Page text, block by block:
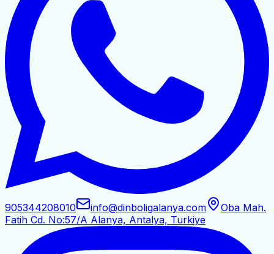
905344208010 info@dinboligalanya.com
Oba Mah.
Fatih Cd. No:57/A Alanya, Antalya, Turkiye